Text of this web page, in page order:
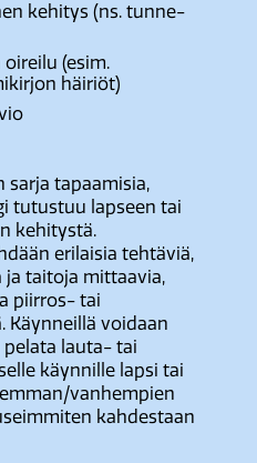
kehitys (ns. tunne-
(esim.
häiriöt)
tapaamisia,
tutustuu lapseen tai
kehitystä.
erilaisia tehtäviä,
taitoja mittaavia,
piirros- tai
Käynneillä voidaan
pelata lauta- tai
käynnille lapsi tai
vanhempien
kahdestaan